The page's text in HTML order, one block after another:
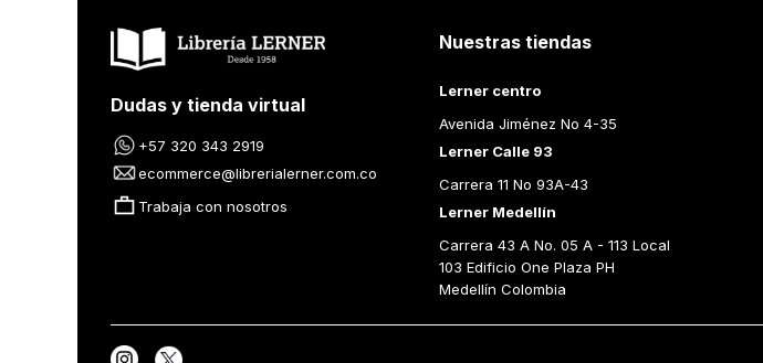
Dudas y tienda virtual
+57 320 343 2919
ecommerce@librerialerner.com.co
Trabaja con nosotros
Nuestras tiendas
Lerner centro
Avenida Jiménez No 4-35
Lerner Calle 93
Carrera 11 No 93A-43
Lerner Medellín
Carrera 43 A No. 05 A - 113 Local
103 Edificio One Plaza PH
Medellín Colombia